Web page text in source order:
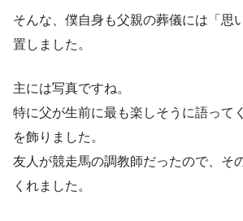
そんな、僕自身も父親の葬儀には「思
置しました。
主には写真ですね。
特に父が生前に最も楽しそうに語って
を飾りました。
友人が競走馬の調教師だったので、そ
くれました。